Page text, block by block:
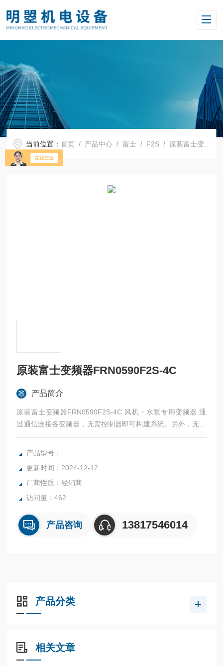
当前位置：首页 / 产品中心 /富士 / F2S / 原装富士变频器FRN0590F2S-4C
原装富士变频器FRN0590F2S-4C
产品简介
原装富士变频器FRN0590F2S-4C 风机・水泵专用变频器 通
过通信连接各变频器，无需控制器即可构建系统。另外，无需
安装选配件，使用通信可节省配线。
产品型号：
更新时间：2024-12-12
厂商性质：经销商
访问量：462
产品咨询 13817546014
产品分类
相关文章